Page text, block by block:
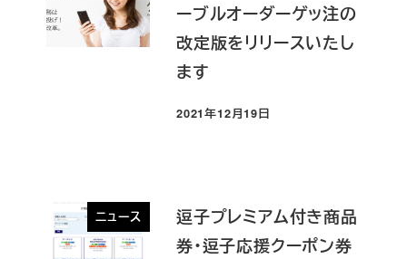
ーブルオーダーゲッ注の
改定版をリリースいたし
ます
投稿日
2021年12月19日
ニュース
逗子プレミアム付き商品
券・逗子応援クーポン券